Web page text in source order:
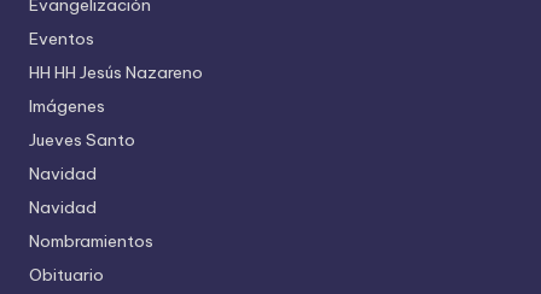
Evangelización
Eventos
HH HH Jesús Nazareno
Imágenes
Jueves Santo
Navidad
Navidad
Nombramientos
Obituario